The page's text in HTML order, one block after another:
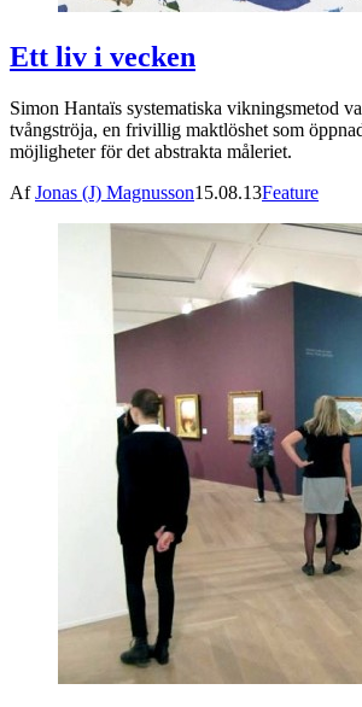
Ett liv i vecken
Simon Hantaïs systematiska vikningsmetod
tvångströja, en frivillig maktlöshet som
möjligheter för det abstrakta måleriet.
AfJonas (J) Magnusson15.08.13Feature